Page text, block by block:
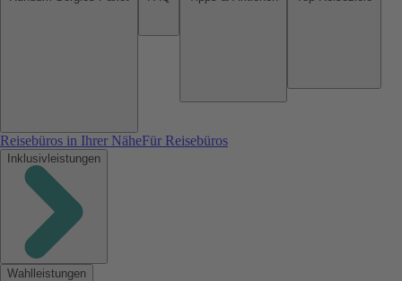
Reisebüros in Ihrer NäheFür Reisebüros
Inklusivleistungen
Wahlleistungen